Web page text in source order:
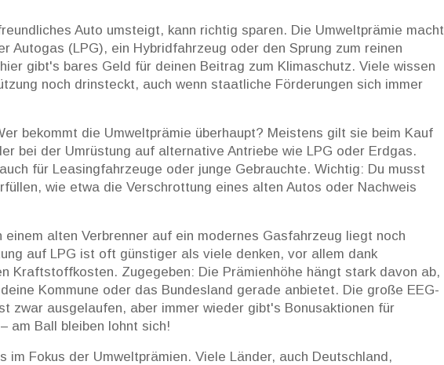
Auto umsteigt, kann richtig sparen. Die Umweltprämie macht
Autogas (LPG), ein Hybridfahrzeug oder den Sprung zum reinen
gibt's bares Geld für deinen Beitrag zum Klimaschutz. Viele wissen
noch drinsteckt, auch wenn staatliche Förderungen sich immer
bekommt die Umweltprämie überhaupt? Meistens gilt sie beim Kauf
bei der Umrüstung auf alternative Antriebe wie LPG oder Erdgas.
für Leasingfahrzeuge oder junge Gebrauchte. Wichtig: Du musst
wie etwa die Verschrottung eines alten Autos oder Nachweis
einem alten Verbrenner auf ein modernes Gasfahrzeug liegt noch
auf LPG ist oft günstiger als viele denken, vor allem dank
Kraftstoffkosten. Zugegeben: Die Prämienhöhe hängt stark davon ab,
Kommune oder das Bundesland gerade anbietet. Die große EEG-
zwar ausgelaufen, aber immer wieder gibt's Bonusaktionen für
am Ball bleiben lohnt sich!
im Fokus der Umweltprämien. Viele Länder, auch Deutschland,